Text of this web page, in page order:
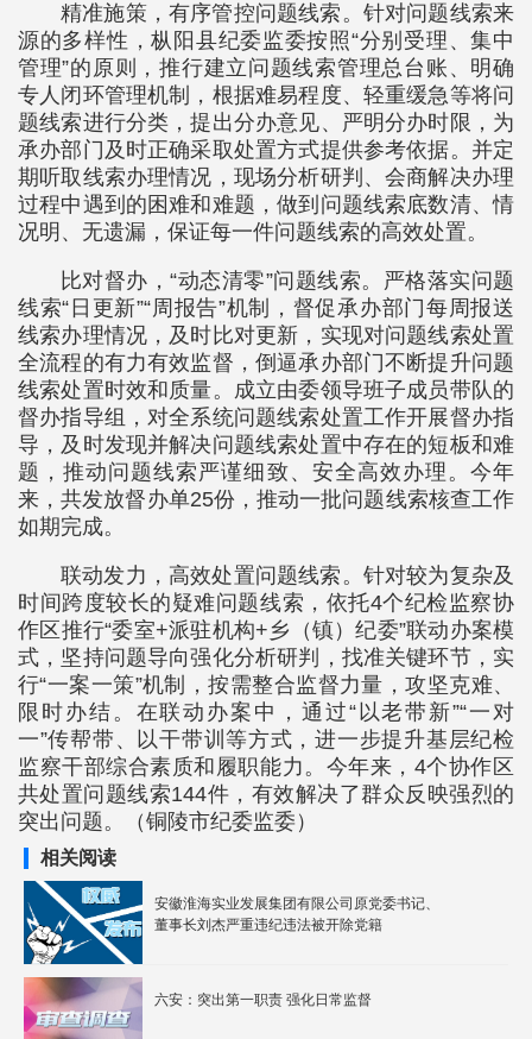
精准施策，有序管控问题线索。针对问题线索来
源的多样性，枞阳县纪委监委按照“分别受理、集中
管理”的原则，推行建立问题线索管理总台账、明确
专人闭环管理机制，根据难易程度、轻重缓急等将问
题线索进行分类，提出分办意见、严明分办时限，为
承办部门及时正确采取处置方式提供参考依据。并定
期听取线索办理情况，现场分析研判、会商解决办理
过程中遇到的困难和难题，做到问题线索底数清、情
况明、无遗漏，保证每一件问题线索的高效处置。
比对督办，“动态清零”问题线索。严格落实问题
线索“日更新”“周报告”机制，督促承办部门每周报送
线索办理情况，及时比对更新，实现对问题线索处置
全流程的有力有效监督，倒逼承办部门不断提升问题
线索处置时效和质量。成立由委领导班子成员带队的
督办指导组，对全系统问题线索处置工作开展督办指
导，及时发现并解决问题线索处置中存在的短板和难
题，推动问题线索严谨细致、安全高效办理。今年
来，共发放督办单25份，推动一批问题线索核查工作
如期完成。
联动发力，高效处置问题线索。针对较为复杂及
时间跨度较长的疑难问题线索，依托4个纪检监察协
作区推行“委室+派驻机构+乡（镇）纪委”联动办案模
式，坚持问题导向强化分析研判，找准关键环节，实
行“一案一策”机制，按需整合监督力量，攻坚克难、
限时办结。在联动办案中，通过“以老带新”“一对
一”传帮带、以干带训等方式，进一步提升基层纪检
监察干部综合素质和履职能力。今年来，4个协作区
共处置问题线索144件，有效解决了群众反映强烈的
突出问题。（铜陵市纪委监委）
相关阅读
安徽淮海实业发展集团有限公司原党委书记、
董事长刘杰严重违纪违法被开除党籍
六安：突出第一职责 强化日常监督